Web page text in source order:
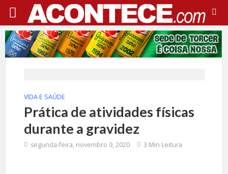
VIDA E SAÚDE
Prática de atividades físicas
durante a gravidez
segunda-feira, novembro 9, 2020 3 Min Leitura